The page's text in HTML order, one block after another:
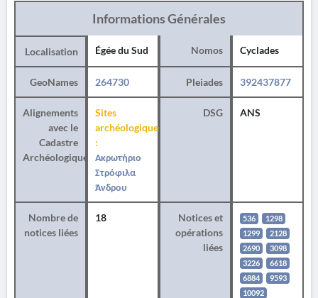
Informations Générales
Localisation Égée du Sud Nomos Cyclades
GeoNames 264730 Pleiades 392437877
Alignements
avec le
Cadastre
Archéologique
Sites
archéologiques
:
Ακρωτήριο
Στρόφιλα
Άνδρου
DSG ANS
Nombre de
notices liées
18
Notices et
opérations
liées
536
1298
1299
2128
2690
3098
3226
6618
6884
9593
10092